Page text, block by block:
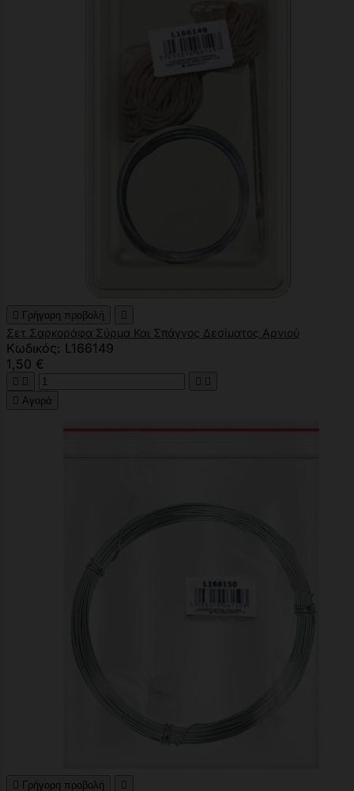
 Γρήγορη προβολή 
Σετ Σαρκοράφα Σύρμα Και Σπάγγος Δεσίματος Αρνιού
Κωδικός: L166149
1,50 €
   
 Αγορά
 Γρήγορη προβολή 